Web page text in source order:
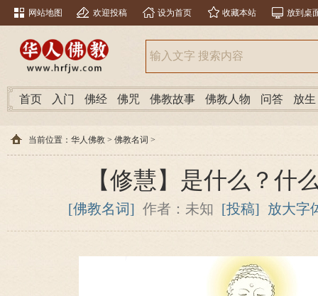
网站地图 欢迎投稿 设为首页 收藏本站 放到桌
首页 入门 佛经 佛咒 佛教故事 佛教人物 问答 放生
当前位置： 华人佛教 > 佛教名词 >
【修慧】是什么？什
[佛教名词] 作者：未知 [投稿] 放大字